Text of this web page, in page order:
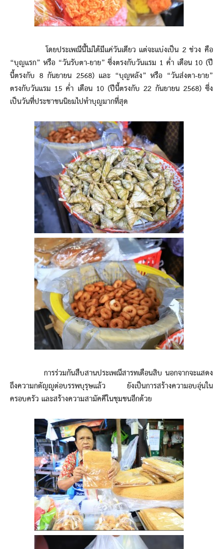
โดยประเพณีนี้ไม่ได้มีแค่วันเดียว แต่จะแบ่งเป็น 2 ช่วง คือ
“บุญแรก” หรือ “วันรับตา-ยาย” ซึ่งตรงกับวันแรม 1 ค่ำ เดือน 10 (ปี
นี้ตรงกับ 8 กันยายน 2568) และ “บุญหลัง” หรือ “วันส่งตา-ยาย”
ตรงกับวันแรม 15 ค่ำ เดือน 10 (ปีนี้ตรงกับ 22 กันยายน 2568) ซึ่ง
เป็นวันที่ประชาชนนิยมไปทำบุญมากที่สุด
การร่วมกันสืบสานประเพณีสารทเดือนสิบ นอกจากจะแสดง
ถึงความกตัญญูต่อบรรพบุรุษแล้ว ยังเป็นการสร้างความอบอุ่นใน
ครอบครัว และสร้างความสามัคคีในชุมชนอีกด้วย